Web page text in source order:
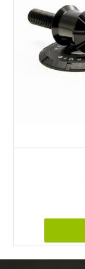
gekozen
worden
productpagina
heeft